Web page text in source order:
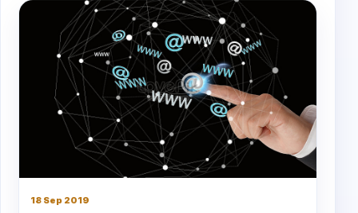
18 Sep 2019